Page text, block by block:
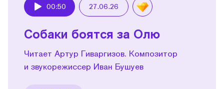
00:50 27.06.26
Собаки боятся за Олю
Читает Артур Гиваргизов. Композитор
и звукорежиссер Иван Бушуев